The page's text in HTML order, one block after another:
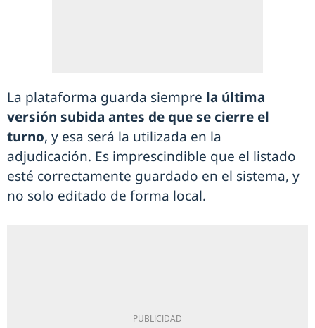
La plataforma guarda siempre la última
versión subida antes de que se cierre el
turno, y esa será la utilizada en la
adjudicación. Es imprescindible que el listado
esté correctamente guardado en el sistema, y
no solo editado de forma local.